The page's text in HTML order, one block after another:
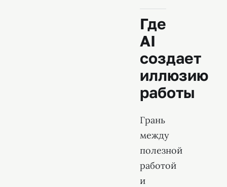
Где
AI
создает
иллюзию
работы
Грань
между
полезной
работой
и